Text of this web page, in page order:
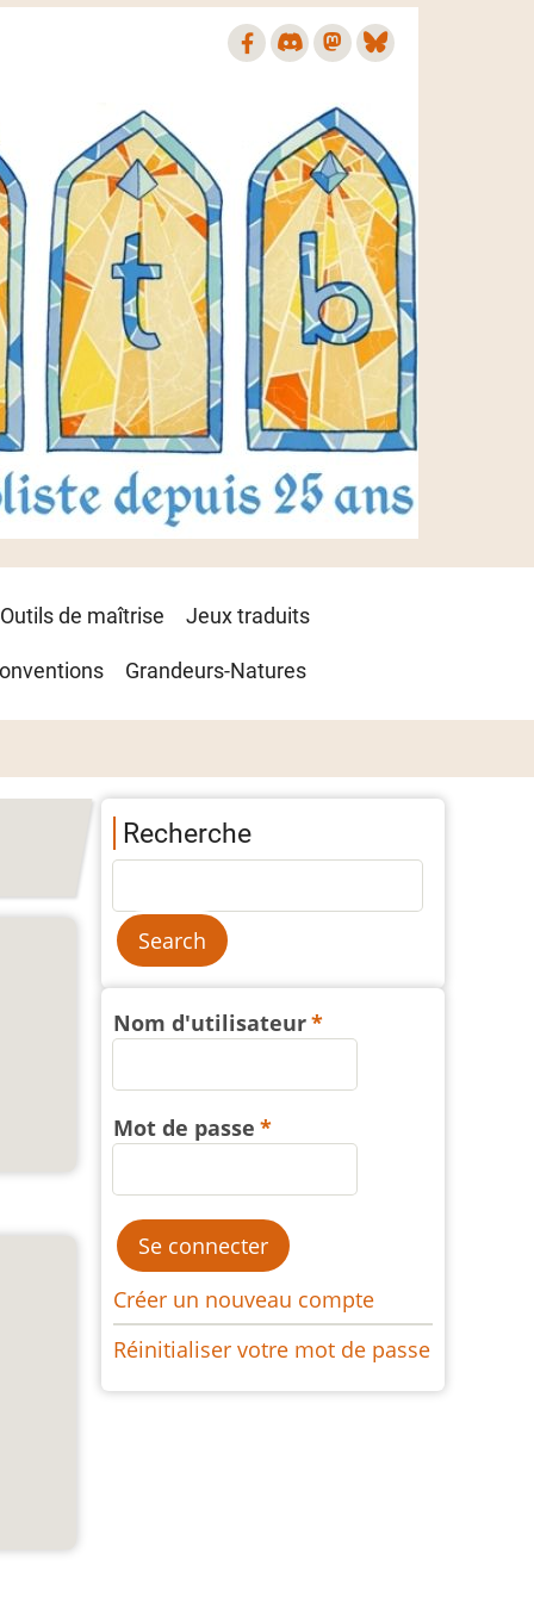
Outils de maîtrise Jeux traduits
Grandeurs-Natures
Recherche
Nom d'utilisateur
Mot de passe
Créer un nouveau compte
Réinitialiser votre mot de passe